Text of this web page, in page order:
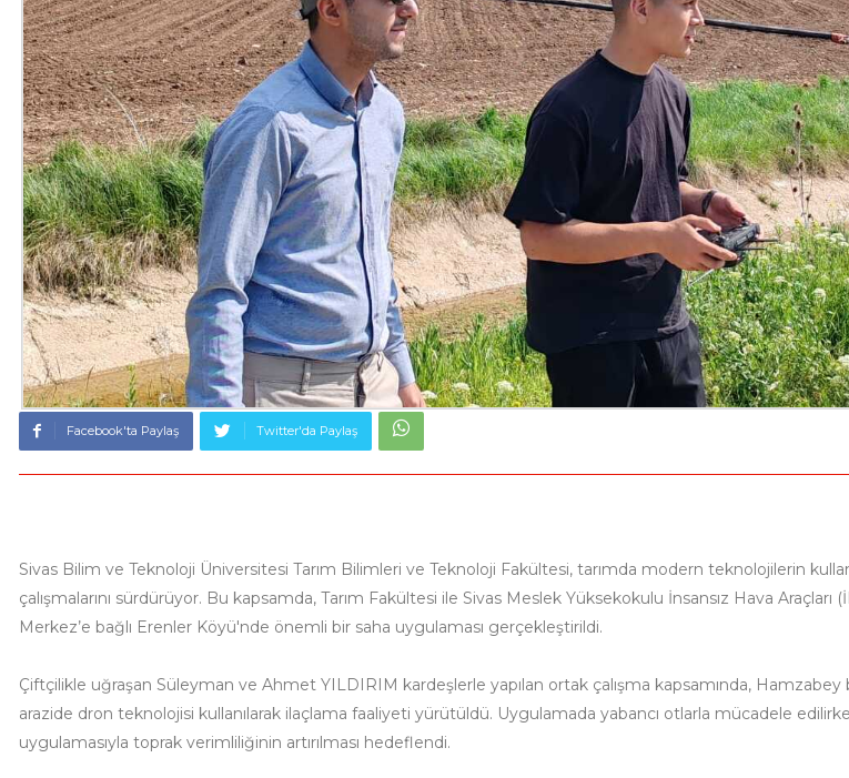
Facebook'ta Paylaş Twitter'da Paylaş
Sivas Bilim ve Teknoloji Üniversitesi Tarım Bilimleri ve Teknoloji Fakültesi, tarımda modern teknolojilerin
çalışmalarını sürdürüyor. Bu kapsamda, Tarım Fakültesi ile Sivas Meslek Yüksekokulu İnsansız Hava
Merkez’e bağlı Erenler Köyü'nde önemli bir saha uygulaması gerçekleştirildi.
Çiftçilikle uğraşan Süleyman ve Ahmet YILDIRIM kardeşlerle yapılan ortak çalışma kapsamında,
arazide dron teknolojisi kullanılarak ilaçlama faaliyeti yürütüldü. Uygulamada yabancı otlarla mücadele
uygulamasıyla toprak verimliliğinin artırılması hedeflendi.